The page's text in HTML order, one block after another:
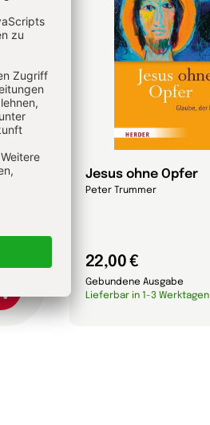
Jesus ohne Opfer
Peter Trummer
22,00 €
Gebundene Ausgabe
Lieferbar in 1-3 Werktagen